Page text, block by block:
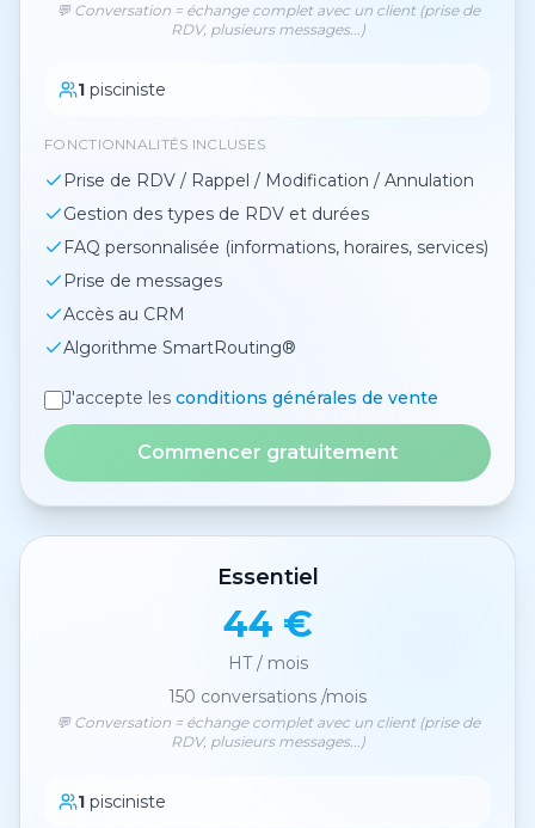
💬 Conversation = échange complet avec un client (prise de
RDV, plusieurs messages...)
1 pisciniste
FONCTIONNALITÉS INCLUSES
Prise de RDV / Rappel / Modification / Annulation
Gestion des types de RDV et durées
FAQ personnalisée (informations, horaires, services)
Prise de messages
Accès au CRM
Algorithme SmartRouting®
J'accepte les conditions générales de vente
Commencer gratuitement
Essentiel
44 €
HT / mois
150 conversations /mois
💬 Conversation = échange complet avec un client (prise de
RDV, plusieurs messages...)
1 pisciniste